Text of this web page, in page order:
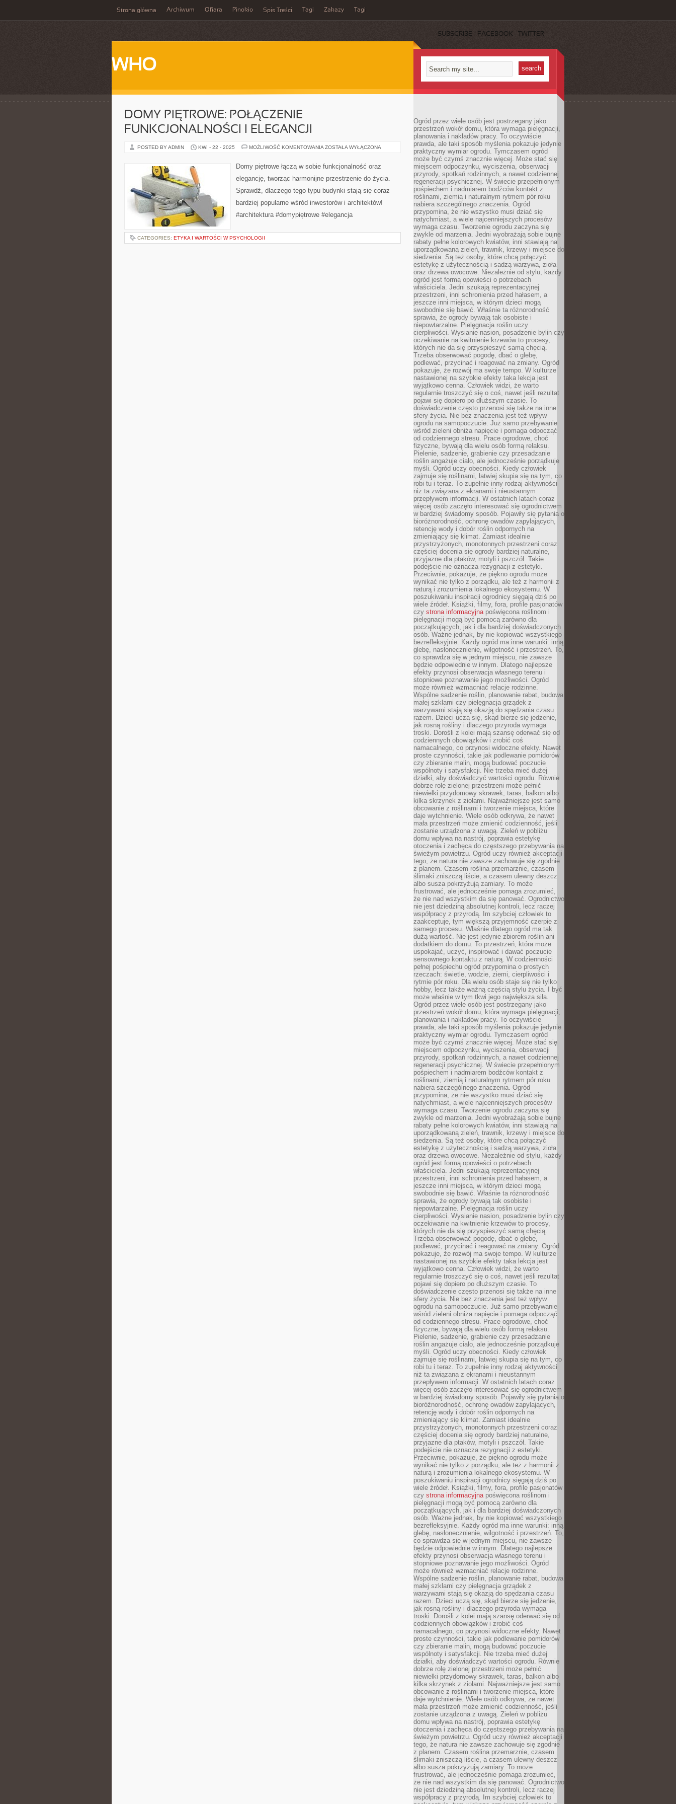
Strona główna Archiwum Ofiara Pinokio Spis Treści Tagi Zakazy Tagi
SUBSCRIBE FACEBOOK TWITTER
WHO
DOMY PIĘTROWE: POŁĄCZENIE
FUNKCJONALNOŚCI I ELEGANCJI
POSTED BY ADMIN KWI - 22 - 2025 MOŻLIWOŚĆ KOMENTOWANIA DOMY
FUNKCJONALNOŚCI
I
ZOSTAŁA WYŁĄCZONA
Domy piętrowe łączą w sobie funkcjonalność oraz
elegancję, tworząc harmonijne przestrzenie do życia.
Sprawdź, dlaczego tego typu budynki stają się coraz
bardziej popularne wśród inwestorów i architektów!
#architektura #domypiętrowe #elegancja
CATEGORIES: ETYKA I WARTOŚCI W PSYCHOLOGII
Ogród przez wiele osób jest postrzegany jako
przestrzeń wokół domu, która wymaga pielęgnacji,
planowania i nakładów pracy. To oczywiście
prawda, ale taki sposób myślenia pokazuje jedynie
praktyczny wymiar ogrodu. Tymczasem ogród
może być czymś znacznie więcej. Może stać się
miejscem odpoczynku, wyciszenia, obserwacji
przyrody, spotkań rodzinnych, a nawet codziennej
regeneracji psychicznej. W świecie przepełnionym
pośpiechem i nadmiarem bodźców kontakt z
roślinami, ziemią i naturalnym rytmem pór roku
nabiera szczególnego znaczenia. Ogród
przypomina, że nie wszystko musi dziać się
natychmiast, a wiele najcenniejszych procesów
wymaga czasu. Tworzenie ogrodu zaczyna się
zwykle od marzenia. Jedni wyobrażają sobie bujne
rabaty pełne kolorowych kwiatów, inni stawiają na
uporządkowaną zieleń, trawnik, krzewy i miejsce do
siedzenia. Są też osoby, które chcą połączyć
estetykę z użytecznością i sadzą warzywa, zioła
oraz drzewa owocowe. Niezależnie od stylu, każdy
ogród jest formą opowieści o potrzebach
właściciela. Jedni szukają reprezentacyjnej
przestrzeni, inni schronienia przed hałasem, a
jeszcze inni miejsca, w którym dzieci mogą
swobodnie się bawić. Właśnie ta różnorodność
sprawia, że ogrody bywają tak osobiste i
niepowtarzalne. Pielęgnacja roślin uczy
cierpliwości. Wysianie nasion, posadzenie bylin czy
oczekiwanie na kwitnienie krzewów to procesy,
których nie da się przyspieszyć samą chęcią.
Trzeba obserwować pogodę, dbać o glebę,
podlewać, przycinać i reagować na zmiany. Ogród
pokazuje, że rozwój ma swoje tempo. W kulturze
nastawionej na szybkie efekty taka lekcja jest
wyjątkowo cenna. Człowiek widzi, że warto
regularnie troszczyć się o coś, nawet jeśli rezultat
pojawi się dopiero po dłuższym czasie. To
doświadczenie często przenosi się także na inne
sfery życia. Nie bez znaczenia jest też wpływ
ogrodu na samopoczucie. Już samo przebywanie
wśród zieleni obniża napięcie i pomaga odpocząć
od codziennego stresu. Prace ogrodowe, choć
fizyczne, bywają dla wielu osób formą relaksu.
Pielenie, sadzenie, grabienie czy przesadzanie
roślin angażuje ciało, ale jednocześnie porządkuje
myśli. Ogród uczy obecności. Kiedy człowiek
zajmuje się roślinami, łatwiej skupia się na tym, co
robi tu i teraz. To zupełnie inny rodzaj aktywności
niż ta związana z ekranami i nieustannym
przepływem informacji. W ostatnich latach coraz
więcej osób zaczęło interesować się ogrodnictwem
w bardziej świadomy sposób. Pojawiły się pytania o
bioróżnorodność, ochronę owadów zapylających,
retencję wody i dobór roślin odpornych na
zmieniający się klimat. Zamiast idealnie
przystrzyżonych, monotonnych przestrzeni coraz
częściej docenia się ogrody bardziej naturalne,
przyjazne dla ptaków, motyli i pszczół. Takie
podejście nie oznacza rezygnacji z estetyki.
Przeciwnie, pokazuje, że piękno ogrodu może
wynikać nie tylko z porządku, ale też z harmonii z
naturą i zrozumienia lokalnego ekosystemu. W
poszukiwaniu inspiracji ogrodnicy sięgają dziś po
wiele źródeł. Książki, filmy, fora, profile pasjonatów
czy strona informacyjnapoświęcona roślinom i
pielęgnacji mogą być pomocą zarówno dla
początkujących, jak i dla bardziej doświadczonych
osób. Ważne jednak, by nie kopiować wszystkiego
bezrefleksyjnie. Każdy ogród ma inne warunki: inną
glebę, nasłonecznienie, wilgotność i przestrzeń. To,
co sprawdza się w jednym miejscu, nie zawsze
będzie odpowiednie w innym. Dlatego najlepsze
efekty przynosi obserwacja własnego terenu i
stopniowe poznawanie jego możliwości. Ogród
może również wzmacniać relacje rodzinne.
Wspólne sadzenie roślin, planowanie rabat, budowa
małej szklarni czy pielęgnacja grządek z
warzywami stają się okazją do spędzania czasu
razem. Dzieci uczą się, skąd bierze się jedzenie,
jak rosną rośliny i dlaczego przyroda wymaga
troski. Dorośli z kolei mają szansę oderwać się od
codziennych obowiązków i zrobić coś
namacalnego, co przynosi widoczne efekty. Nawet
proste czynności, takie jak podlewanie pomidorów
czy zbieranie malin, mogą budować poczucie
wspólnoty i satysfakcji. Nie trzeba mieć dużej
działki, aby doświadczyć wartości ogrodu. Równie
dobrze rolę zielonej przestrzeni może pełnić
niewielki przydomowy skrawek, taras, balkon albo
kilka skrzynek z ziołami. Najważniejsze jest samo
obcowanie z roślinami i tworzenie miejsca, które
daje wytchnienie. Wiele osób odkrywa, że nawet
mała przestrzeń może zmienić codzienność, jeśli
zostanie urządzona z uwagą. Zieleń w pobliżu
domu wpływa na nastrój, poprawia estetykę
otoczenia i zachęca do częstszego przebywania na
świeżym powietrzu. Ogród uczy również akceptacji
tego, że natura nie zawsze zachowuje się zgodnie
z planem. Czasem roślina przemarznie, czasem
ślimaki zniszczą liście, a czasem ulewny deszcz
albo susza pokrzyżują zamiary. To może
frustrować, ale jednocześnie pomaga zrozumieć,
że nie nad wszystkim da się panować. Ogrodnictwo
nie jest dziedziną absolutnej kontroli, lecz raczej
współpracy z przyrodą. Im szybciej człowiek to
zaakceptuje, tym większą przyjemność czerpie z
samego procesu. Właśnie dlatego ogród ma tak
dużą wartość. Nie jest jedynie zbiorem roślin ani
dodatkiem do domu. To przestrzeń, która może
uspokajać, uczyć, inspirować i dawać poczucie
sensownego kontaktu z naturą. W codzienności
pełnej pośpiechu ogród przypomina o prostych
rzeczach: świetle, wodzie, ziemi, cierpliwości i
rytmie pór roku. Dla wielu osób staje się nie tylko
hobby, lecz także ważną częścią stylu życia. I być
może właśnie w tym tkwi jego największa siła.
Ogród przez wiele osób jest postrzegany jako
przestrzeń wokół domu, która wymaga pielęgnacji,
planowania i nakładów pracy. To oczywiście
prawda, ale taki sposób myślenia pokazuje jedynie
praktyczny wymiar ogrodu. Tymczasem ogród
może być czymś znacznie więcej. Może stać się
miejscem odpoczynku, wyciszenia, obserwacji
przyrody, spotkań rodzinnych, a nawet codziennej
regeneracji psychicznej. W świecie przepełnionym
pośpiechem i nadmiarem bodźców kontakt z
roślinami, ziemią i naturalnym rytmem pór roku
nabiera szczególnego znaczenia. Ogród
przypomina, że nie wszystko musi dziać się
natychmiast, a wiele najcenniejszych procesów
wymaga czasu. Tworzenie ogrodu zaczyna się
zwykle od marzenia. Jedni wyobrażają sobie bujne
rabaty pełne kolorowych kwiatów, inni stawiają na
uporządkowaną zieleń, trawnik, krzewy i miejsce do
siedzenia. Są też osoby, które chcą połączyć
estetykę z użytecznością i sadzą warzywa, zioła
oraz drzewa owocowe. Niezależnie od stylu, każdy
ogród jest formą opowieści o potrzebach
właściciela. Jedni szukają reprezentacyjnej
przestrzeni, inni schronienia przed hałasem, a
jeszcze inni miejsca, w którym dzieci mogą
swobodnie się bawić. Właśnie ta różnorodność
sprawia, że ogrody bywają tak osobiste i
niepowtarzalne. Pielęgnacja roślin uczy
cierpliwości. Wysianie nasion, posadzenie bylin czy
oczekiwanie na kwitnienie krzewów to procesy,
których nie da się przyspieszyć samą chęcią.
Trzeba obserwować pogodę, dbać o glebę,
podlewać, przycinać i reagować na zmiany. Ogród
pokazuje, że rozwój ma swoje tempo. W kulturze
nastawionej na szybkie efekty taka lekcja jest
wyjątkowo cenna. Człowiek widzi, że warto
regularnie troszczyć się o coś, nawet jeśli rezultat
pojawi się dopiero po dłuższym czasie. To
doświadczenie często przenosi się także na inne
sfery życia. Nie bez znaczenia jest też wpływ
ogrodu na samopoczucie. Już samo przebywanie
wśród zieleni obniża napięcie i pomaga odpocząć
od codziennego stresu. Prace ogrodowe, choć
fizyczne, bywają dla wielu osób formą relaksu.
Pielenie, sadzenie, grabienie czy przesadzanie
roślin angażuje ciało, ale jednocześnie porządkuje
myśli. Ogród uczy obecności. Kiedy człowiek
zajmuje się roślinami, łatwiej skupia się na tym, co
robi tu i teraz. To zupełnie inny rodzaj aktywności
niż ta związana z ekranami i nieustannym
przepływem informacji. W ostatnich latach coraz
więcej osób zaczęło interesować się ogrodnictwem
w bardziej świadomy sposób. Pojawiły się pytania o
bioróżnorodność, ochronę owadów zapylających,
retencję wody i dobór roślin odpornych na
zmieniający się klimat. Zamiast idealnie
przystrzyżonych, monotonnych przestrzeni coraz
częściej docenia się ogrody bardziej naturalne,
przyjazne dla ptaków, motyli i pszczół. Takie
podejście nie oznacza rezygnacji z estetyki.
Przeciwnie, pokazuje, że piękno ogrodu może
wynikać nie tylko z porządku, ale też z harmonii z
naturą i zrozumienia lokalnego ekosystemu. W
poszukiwaniu inspiracji ogrodnicy sięgają dziś po
wiele źródeł. Książki, filmy, fora, profile pasjonatów
czy strona informacyjnapoświęcona roślinom i
pielęgnacji mogą być pomocą zarówno dla
początkujących, jak i dla bardziej doświadczonych
osób. Ważne jednak, by nie kopiować wszystkiego
bezrefleksyjnie. Każdy ogród ma inne warunki: inną
glebę, nasłonecznienie, wilgotność i przestrzeń. To,
co sprawdza się w jednym miejscu, nie zawsze
będzie odpowiednie w innym. Dlatego najlepsze
efekty przynosi obserwacja własnego terenu i
stopniowe poznawanie jego możliwości. Ogród
może również wzmacniać relacje rodzinne.
Wspólne sadzenie roślin, planowanie rabat, budowa
małej szklarni czy pielęgnacja grządek z
warzywami stają się okazją do spędzania czasu
razem. Dzieci uczą się, skąd bierze się jedzenie,
jak rosną rośliny i dlaczego przyroda wymaga
troski. Dorośli z kolei mają szansę oderwać się od
codziennych obowiązków i zrobić coś
namacalnego, co przynosi widoczne efekty. Nawet
proste czynności, takie jak podlewanie pomidorów
czy zbieranie malin, mogą budować poczucie
wspólnoty i satysfakcji. Nie trzeba mieć dużej
działki, aby doświadczyć wartości ogrodu. Równie
dobrze rolę zielonej przestrzeni może pełnić
niewielki przydomowy skrawek, taras, balkon albo
kilka skrzynek z ziołami. Najważniejsze jest samo
obcowanie z roślinami i tworzenie miejsca, które
daje wytchnienie. Wiele osób odkrywa, że nawet
mała przestrzeń może zmienić codzienność, jeśli
zostanie urządzona z uwagą. Zieleń w pobliżu
domu wpływa na nastrój, poprawia estetykę
otoczenia i zachęca do częstszego przebywania na
świeżym powietrzu. Ogród uczy również akceptacji
tego, że natura nie zawsze zachowuje się zgodnie
z planem. Czasem roślina przemarznie, czasem
ślimaki zniszczą liście, a czasem ulewny deszcz
albo susza pokrzyżują zamiary. To może
frustrować, ale jednocześnie pomaga zrozumieć,
że nie nad wszystkim da się panować. Ogrodnictwo
nie jest dziedziną absolutnej kontroli, lecz raczej
współpracy z przyrodą. Im szybciej człowiek to